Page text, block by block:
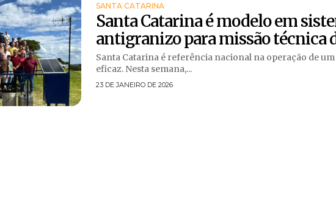
SANTA CATARINA
Santa Catarina é modelo em
antigranizo para missão técnica
Santa Catarina é referência nacional na operação de
eficaz. Nesta semana,...
23 DE JANEIRO DE 2026